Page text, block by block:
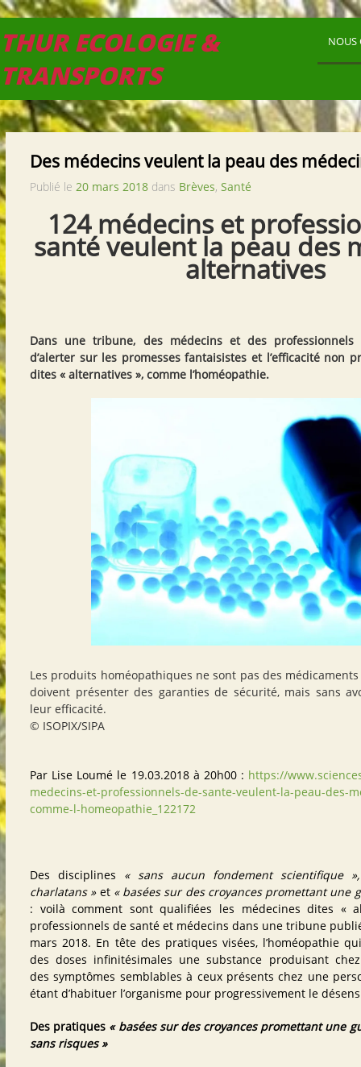
THUR ECOLOGIE &
TRANSPORTS
NOUS
Des médecins veulent la peau des
Publié le 20 mars 2018 dans Brèves, Santé
124 médecins et
santé veulent la peau des
alternatives
Dans une tribune, des médecins et des
d’alerter sur les promesses fantaisistes et l’efficacité non
dites « alternatives », comme l’homéopathie.
Les produits homéopathiques ne sont pas des
doivent présenter des garanties de sécurité, mais sans
leur efficacité.
© ISOPIX/SIPA
Par Lise Loumé le 19.03.2018 à 20h00: https://
medecins-et-professionnels-de-sante-veulent-la-peau-des-
comme-l-homeopathie_122172
Des disciplines « sans aucun fondement scientifique
charlatans »et « basées sur des croyances promettant une
: voilà comment sont qualifiées les médecines dites «
professionnels de santé et médecins dans une tribune
mars 2018. En tête des pratiques visées, l’homéopathie
des doses infinitésimales une substance produisant
des symptômes semblables à ceux présents chez une
étant d’habituer l’organisme pour progressivement le
Des pratiques « basées sur des croyances promettant une
sans risques »